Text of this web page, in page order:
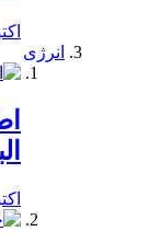
اکتبر
انرژی
اکتبر